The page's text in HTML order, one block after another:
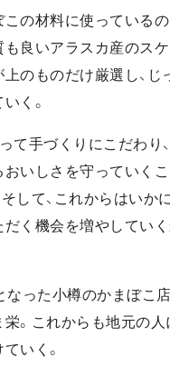
の材料に使っているの
良いアラスカ産のス
のものだけ厳選し、じ
く。
て手づくりにこだわり
おいしさを守っていくこ
して、これからはいか
く機会を増やしていく
なった小樽のかまぼこ
。これからも地元の
いく。